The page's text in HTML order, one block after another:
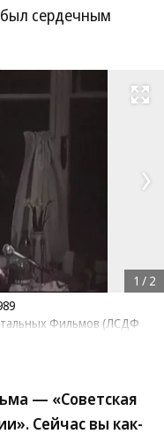
сердечным
Развернуть
Фильмов (ЛСДФ
1 / 2
— «Советская
Сейчас вы как-